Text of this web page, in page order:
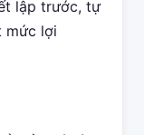
lập trước, tự
mức lợi